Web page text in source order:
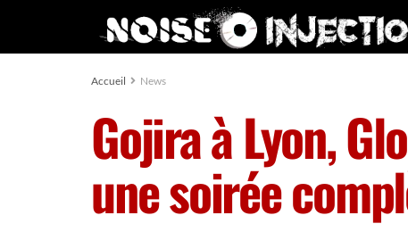
Accueil News
Gojira à Lyon,
une soirée